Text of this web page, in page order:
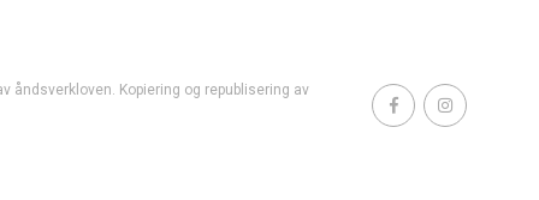
åndsverkloven. Kopiering og republisering av